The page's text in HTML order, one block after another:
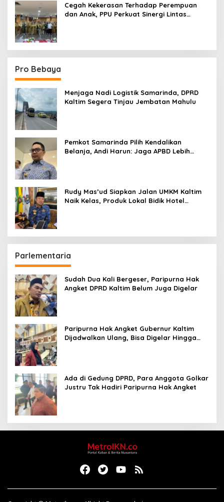
Cegah Kekerasan Terhadap Perempuan
dan Anak, PPU Perkuat Sinergi Lintas
Pro Bebaya
Menjaga Nadi Logistik Samarinda, DPRD
Kaltim Segera Tinjau Jembatan Mahulu
Pemkot Samarinda Pilih Kendalikan
Belanja, Andi Harun: Jaga APBD Lebih
Rudy Mas’ud Siapkan Jalan UMKM Kaltim
Naik Kelas, Produk Lokal Bidik Hotel
Parlementaria
Sudah Dua Kali Bergeser, Paripurna Hak
Angket DPRD Kaltim Belum Juga Digelar
Paripurna Hak Angket Gubernur Kaltim
Dijadwalkan Ulang, Bisa Digelar Hingga
Ada di Gedung DPRD, Para Anggota Golkar
Justru Tak Hadiri Paripurna Hak Angket